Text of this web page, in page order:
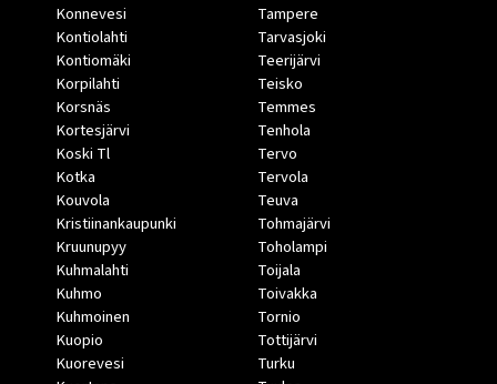
Konnevesi
Kontiolahti
Kontiomäki
Korpilahti
Korsnäs
Kortesjärvi
Koski Tl
Kotka
Kouvola
Kristiinankaupunki
Kruunupyy
Kuhmalahti
Kuhmo
Kuhmoinen
Kuopio
Kuorevesi
Tampere
Tarvasjoki
Teerijärvi
Teisko
Temmes
Tenhola
Tervo
Tervola
Teuva
Tohmajärvi
Toholampi
Toijala
Toivakka
Tornio
Tottijärvi
Turku